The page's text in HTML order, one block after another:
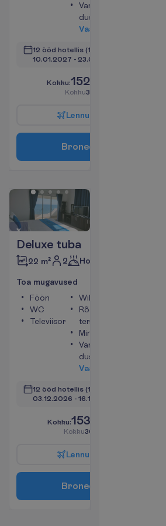
Vann või
dušš
Vaa
12 ööd hotellis (14 ööd kokku)
10.01.2027 - 23.01.2027
Kokku:1529.00
Kokku3058.00
Lennu
Bronee
Deluxe tuba
22 m² 2 Hommikusöök
Toa mugavused
Föön
WC
Televiisor
WiFi
Rõdu või
terrass
Minikülmik
Vann või
dušš
Vaa
12 ööd hotellis (14 ööd kokku)
03.12.2026 - 16.12.2026
Kokku:1535.00
Kokku3070.00
Lennu
Bronee